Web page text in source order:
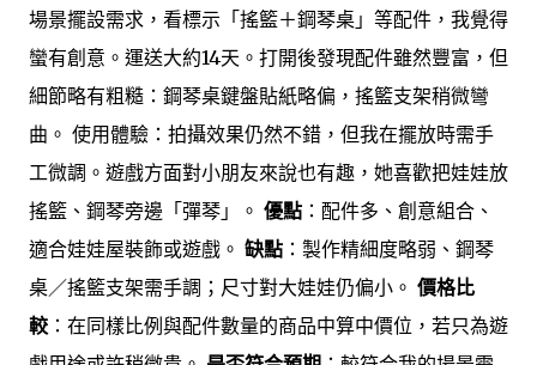
場景擺設需求，看標示「搖籃＋鋼琴桌」等配件，我覺得
蠻有創意。運送大約14天。打開後發現配件雖然豐富，但
細節略有粗糙：鋼琴桌鍵盤貼紙略偏，搖籃支架稍微彎
曲。 使用體驗：拍攝效果仍然不錯，但我在擺放時需手
工微調。遊戲方面對小朋友來說也有趣，她喜歡把娃娃放
搖籃、鋼琴旁邊「彈琴」。 優點 ：配件多、創意組合、
適合娃娃屋裝飾或遊戲。 缺點 ：製作精細度略弱、鋼琴
桌／搖籃支架需手調；尺寸對大娃娃仍偏小。 價格比
較 ：在同樣比例與配件數量的商品中算中價位，若只為遊